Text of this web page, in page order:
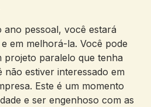
ano pessoal, você estará
em melhorá-la. Você pode
paralelo que tenha
estiver interessado em
Este é um momento
e ser engenhoso com as